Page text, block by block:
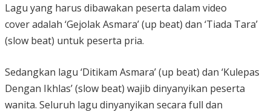
Lagu yang harus dibawakan peserta dalam video
cover adalah ‘Gejolak Asmara’ (up beat) dan ‘Tiada Tara’
(slow beat) untuk peserta pria.
Sedangkan lagu ‘Ditikam Asmara’ (up beat) dan ‘Kulepas
Dengan Ikhlas’ (slow beat) wajib dinyanyikan peserta
wanita. Seluruh lagu dinyanyikan secara full dan